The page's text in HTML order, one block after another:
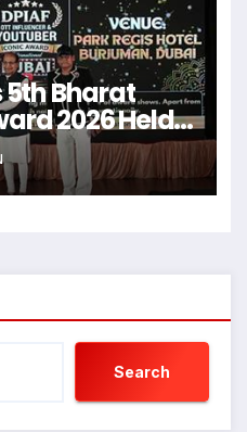
5th Bharat
2026 Held
Search